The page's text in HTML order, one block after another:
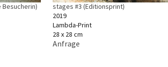
Besucherin)
stages #3 (Editionsprint)
2019
Lambda-Print
28 x 28 cm
Anfrage